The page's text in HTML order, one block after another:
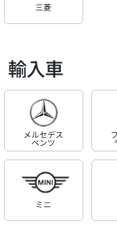
三菱
輸入車
メルセデス
ベンツ
ミニ